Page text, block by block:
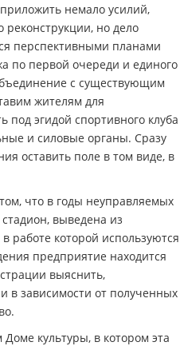
немало усилий,
реконструкции, но дело
перспективными планами
по первой очереди и единого
с существующим
жителям для
под эгидой спортивного клуба
и силовые органы. Сразу
оставить поле в том виде, в
что в годы неуправляемых
выведена из
работе которой используются
предприятие находится
выяснить,
в зависимости от полученных
культуры, в котором эта